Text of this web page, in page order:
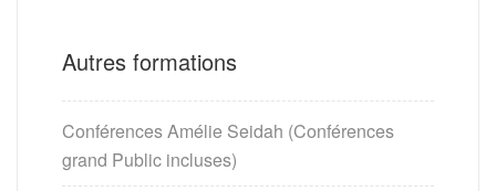
Autres formations
Conférences Amélie Seidah (Conférences
grand Public incluses)